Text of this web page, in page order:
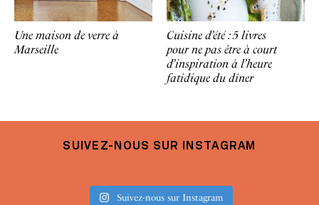
Une maison de verre à
Marseille
Cuisine d’été : 5 livres
pour ne pas être à court
d’inspiration à l’heure
fatidique du dîner
SUIVEZ-NOUS SUR INSTAGRAM
Suivez-nous sur Instagram